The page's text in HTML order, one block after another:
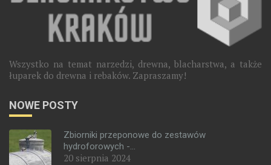
Wszystko na temat narzedzi, drewna, blacharstwa, a także
łuparek do drewna i rebaków. Zapraszamy!
NOWE POSTY
Zbiorniki przeponowe do zestawów
hydroforowych -...
20 sierpnia 2024